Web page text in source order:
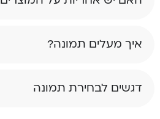
איך מעלים תמונה?
דגשים לבחירת תמונה